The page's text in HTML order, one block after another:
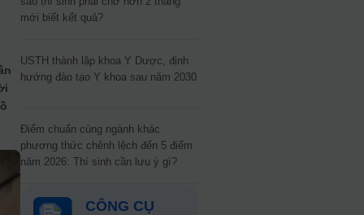
mới biết kết quả?
USTH thành lập khoa Y Dược, định
hướng đào tạo Y khoa sau năm 2030
Điểm chuẩn cùng ngành khác
phương thức chênh lệch đến 5 điểm
năm 2026: Thí sinh cần lưu ý gì?
CÔNG CỤ